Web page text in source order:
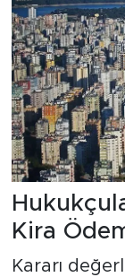
Kira
Kararı